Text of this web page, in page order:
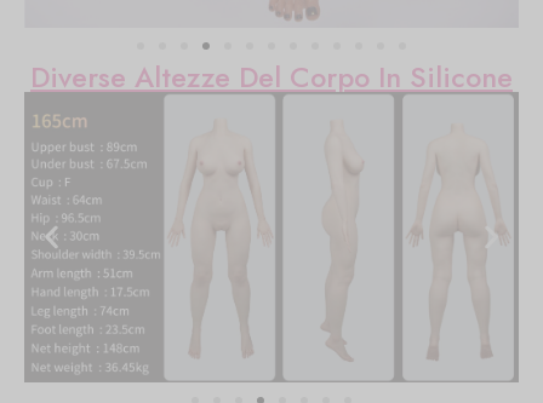
Diverse Altezze Del Corpo In Silicone